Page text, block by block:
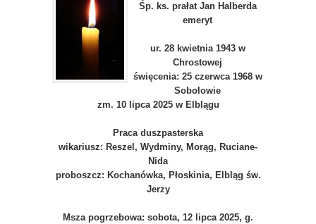
Śp. ks. prałat Jan Halberda
emeryt
ur. 28 kwietnia 1943 w
Chrostowej
święcenia: 25 czerwca 1968 w
Sobolowie
zm. 10 lipca 2025 w Elblągu
Praca duszpasterska
wikariusz: Reszel, Wydminy, Morąg, Ruciane-
Nida
proboszcz: Kochanówka, Płoskinia, Elbląg św.
Jerzy
Msza pogrzebowa: sobota, 12 lipca 2025, g.